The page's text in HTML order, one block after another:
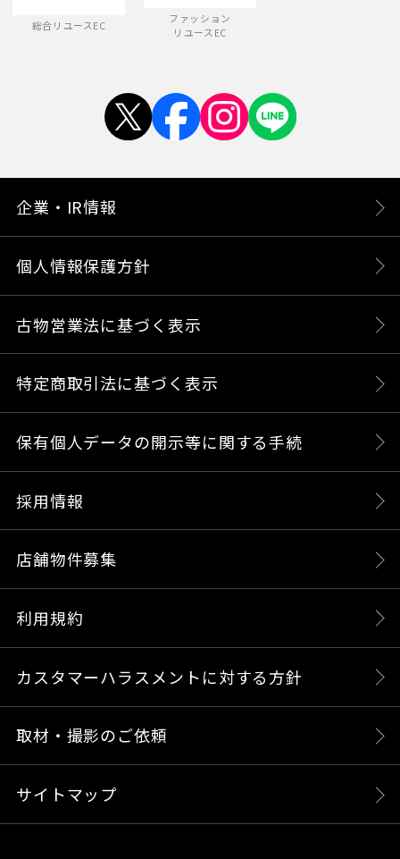
総合リユースEC
ファッション
リユースEC
企業・IR情報
個人情報保護方針
古物営業法に基づく表示
特定商取引法に基づく表示
保有個人データの開示等に関する手続
採用情報
店舗物件募集
利用規約
カスタマーハラスメントに対する方針
取材・撮影のご依頼
サイトマップ